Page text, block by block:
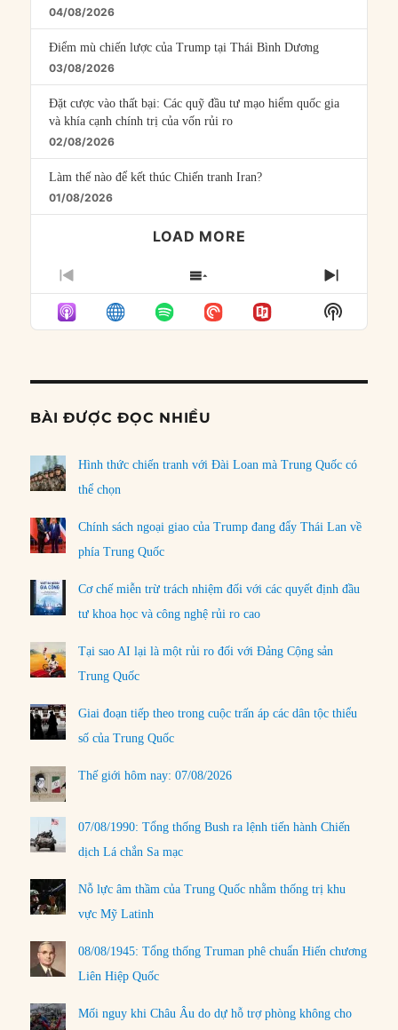
04/08/2026
Điểm mù chiến lược của Trump tại Thái Bình Dương
03/08/2026
Đặt cược vào thất bại: Các quỹ đầu tư mạo hiểm quốc gia
và khía cạnh chính trị của vốn rủi ro
02/08/2026
Làm thế nào để kết thúc Chiến tranh Iran?
01/08/2026
LOAD MORE
PREVIOUS
EPISODE
SHOW
EPISODES
LIST
NEXT
Show
Podcast
BÀI ĐƯỢC ĐỌC NHIỀU
Hình thức chiến tranh với Đài Loan mà Trung Quốc có
thể chọn
Chính sách ngoại giao của Trump đang đẩy Thái Lan về
phía Trung Quốc
Cơ chế miễn trừ trách nhiệm đối với các quyết định đầu
tư khoa học và công nghệ rủi ro cao
Tại sao AI lại là một rủi ro đối với Đảng Cộng sản
Trung Quốc
Giai đoạn tiếp theo trong cuộc trấn áp các dân tộc thiểu
số của Trung Quốc
Thế giới hôm nay: 07/08/2026
07/08/1990: Tổng thống Bush ra lệnh tiến hành Chiến
dịch Lá chắn Sa mạc
Nỗ lực âm thầm của Trung Quốc nhằm thống trị khu
vực Mỹ Latinh
08/08/1945: Tổng thống Truman phê chuẩn Hiến chương
Liên Hiệp Quốc
Mối nguy khi Châu Âu do dự hỗ trợ phòng không cho